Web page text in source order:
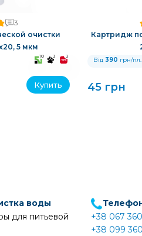
3
очистки
5 мкм
10 3 3
Купить
Картридж
Від 390 грн/пл.
45 грн
воды
для питьевой
+38 067
+38 099